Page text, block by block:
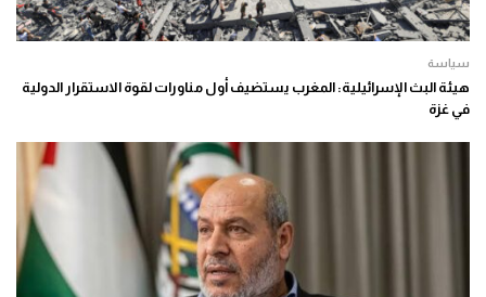
سياسة
هيئة البث الإسرائيلية: المغرب يستضيف أول مناورات لقوة الاستقرار الدولية
في غزة